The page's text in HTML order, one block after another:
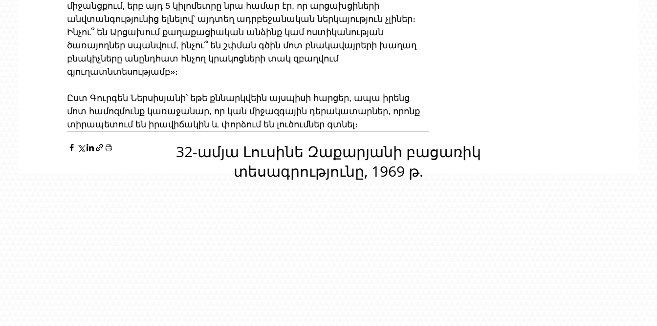
միջանցքում, երբ այդ 5 կիլոմետրը նրա համար էր, որ արցախցիների
անվտանգությունից ելնելով՝ այդտեղ ադրբեջանական ներկայություն չլիներ։
Ինչու՞ են Արցախում քաղաքացիական անձինք կամ ոստիկանության
ծառայողներ սպանվում, ինչու՞ են շփման գծին մոտ բնակավայրերի խաղաղ
բնակիչները անընդհատ հնչող կրակոցների տակ զբաղվում
գյուղատնտեսությամբ»։
Ըստ Գուրգեն Ներսիսյանի՝ եթե քննարկվեին այսպիսի հարցեր, ապա իրենց
մոտ համոզմունք կառաջանար, որ կան միջազգային դերակատարներ, որոնք
տիրապետում են իրավիճակին և փորձում են լուծումներ գտնել։
32-ամյա Լուսինե Զաքարյանի բացառիկ
տեսագրությունը, 1969 թ.